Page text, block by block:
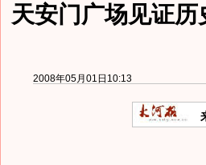
天安门广场见证
2008年05月01日10:13